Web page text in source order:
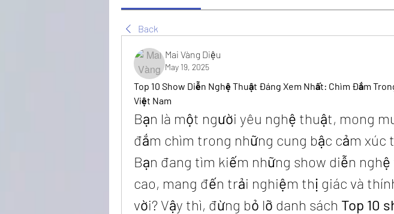
Back
Mai Vàng Diệu
May 19, 2025
Top 10 Show Diễn Nghệ Thuật Đáng Xem Nhất: Chìm Đắm
Việt Nam
Bạn là một người yêu nghệ thuật, mong
đắm chìm trong những cung bậc cảm xúc
Bạn đang tìm kiếm những show diễn
cao, mang đến trải nghiệm thị giác và
vời? Vậy thì, đừng bỏ lỡ danh sách Top 10